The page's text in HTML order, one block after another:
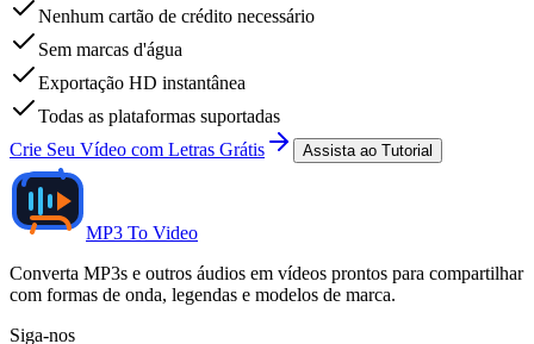
Nenhum cartão de crédito necessário
Sem marcas d'água
Exportação HD instantânea
Todas as plataformas suportadas
Crie Seu Vídeo com Letras Grátis
Assista ao Tutorial
MP3 To Video
Converta MP3s e outros áudios em vídeos prontos para compartilhar
com formas de onda, legendas e modelos de marca.
Siga-nos